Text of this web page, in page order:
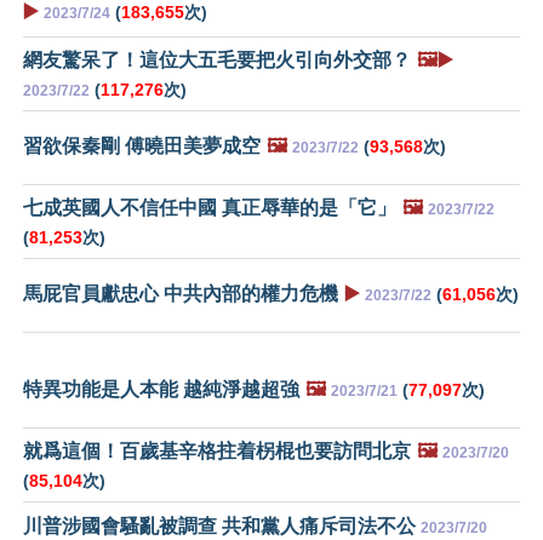
▶️ 2023/7/24 (183,655次)
網友驚呆了！這位大五毛要把火引向外交部？ 🖼️▶️
2023/7/22 (117,276次)
習欲保秦剛 傅曉田美夢成空 🖼️ 2023/7/22 (93,568次)
七成英國人不信任中國 真正辱華的是「它」 🖼️ 2023/7/22
(81,253次)
馬屁官員獻忠心 中共內部的權力危機 ▶️ 2023/7/22 (61,056次)
特異功能是人本能 越純淨越超強 🖼️ 2023/7/21 (77,097次)
就爲這個！百歲基辛格拄着柺棍也要訪問北京 🖼️ 2023/7/20
(85,104次)
川普涉國會騷亂被調查 共和黨人痛斥司法不公 2023/7/20